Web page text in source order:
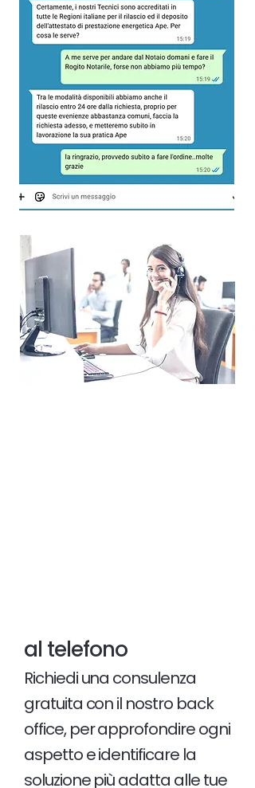
al telefono
Richiedi una consulenza
gratuita con il nostro back
office, per approfondire ogni
aspetto e identificare la
soluzione più adatta alle tue